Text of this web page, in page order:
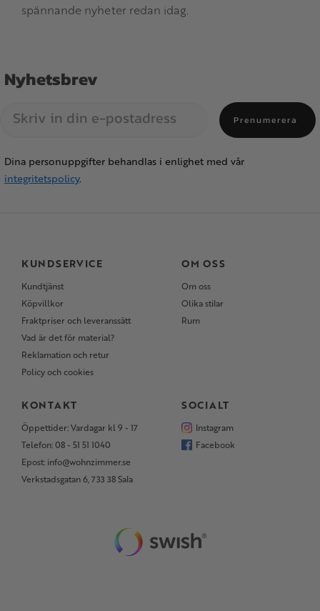
spännande nyheter redan idag.
Nyhetsbrev
Prenumerera
Dina personuppgifter behandlas i enlighet med vår
integritetspolicy.
KUNDSERVICE
Kundtjänst
Köpvillkor
Fraktpriser och leveranssätt
Vad är det för material?
Reklamation och retur
Policy och cookies
OM OSS
Om oss
Olika stilar
Rum
KONTAKT
Öppettider: Vardagar kl 9 - 17
Telefon: 08 - 51 51 1040
Epost: info@wohnzimmer.se
Verkstadsgatan 6, 733 38 Sala
SOCIALT
Instagram
Facebook